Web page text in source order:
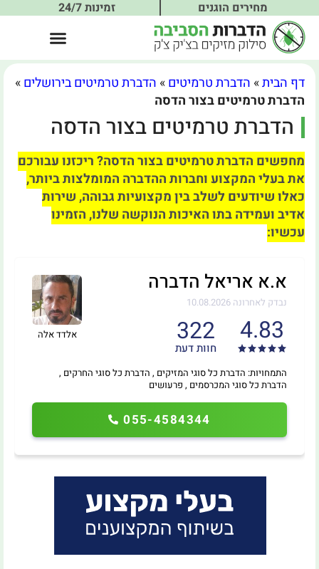
מחירים הוגנים זמינות 24/7
דף הבית» הדברת טרמיטים» הדברת טרמיטים בירושלים»
הדברת טרמיטים בצור הדסה
הדברת טרמיטים בצור הדסה
מחפשים הדברת טרמיטים בצור הדסה? ריכזנו עבורכם
את בעלי המקצוע וחברות ההדברה המומלצות ביותר,
כאלו שיודעים לשלב בין מקצועיות גבוהה, שירות
אדיב ועמידה בתו האיכות הנוקשה שלנו, הזמינו
עכשיו:
אלדד אלה
א.א אריאל הדברה
נבדק לאחרונה 10.08.2026
4.83
322
חוות דעת
055-4584344
התמחויות: הדברת כל סוגי המזיקים , הדברת כל סוגי החרקים ,
הדברת כל סוגי המכרסמים , פרעושים